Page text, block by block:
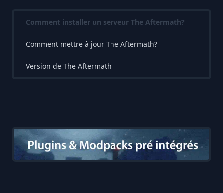
Comment installer un serveur The Aftermath?
Comment mettre à jour The Aftermath?
Version de The Aftermath